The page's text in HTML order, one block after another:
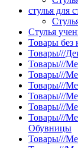
стулья для
Стулья
Товары без
Товары///
Товары///
Товары///
Товары///
Товары///
Товары///
Товары///
Обувницы
Товары///